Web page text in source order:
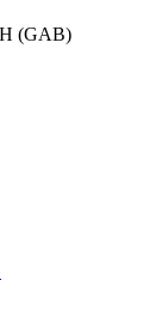
(GAB)